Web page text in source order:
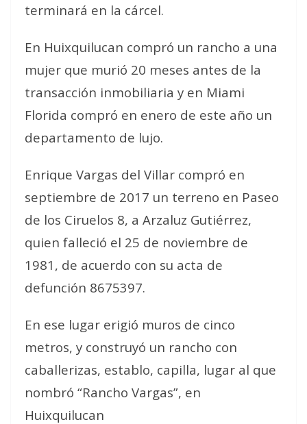
terminará en la cárcel.
En Huixquilucan compró un rancho a una
mujer que murió 20 meses antes de la
transacción inmobiliaria y en Miami
Florida compró en enero de este año un
departamento de lujo.
Enrique Vargas del Villar compró en
septiembre de 2017 un terreno en Paseo
de los Ciruelos 8, a Arzaluz Gutiérrez,
quien falleció el 25 de noviembre de
1981, de acuerdo con su acta de
defunción 8675397.
En ese lugar erigió muros de cinco
metros, y construyó un rancho con
caballerizas, establo, capilla, lugar al que
nombró “Rancho Vargas”, en
Huixquilucan